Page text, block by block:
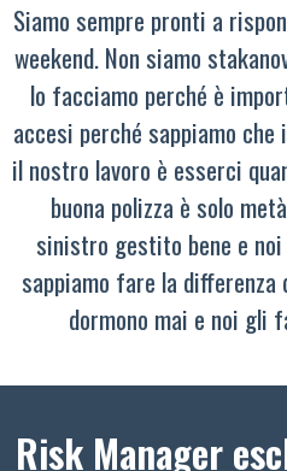
Siamo sempre pronti a
weekend. Non siamo
lo facciamo perché è
accesi perché sappiamo
il nostro lavoro è esserci
buona polizza è solo
sinistro gestito bene e
sappiamo fare la differenza
dormono mai e noi gli
Risk Manager